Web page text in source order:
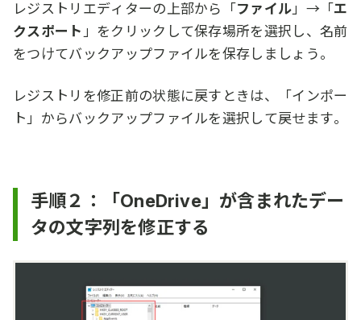
レジストリエディターの上部から「ファイル」→「エ
クスポート 」をクリックして保存場所を選択し、名前
をつけてバックアップファイルを保存しましょう。
レジストリを修正前の状態に戻すときは、「インポー
ト」からバックアップファイルを選択して戻せます。
手順２：「OneDrive」が含まれたデー
タの文字列を修正する